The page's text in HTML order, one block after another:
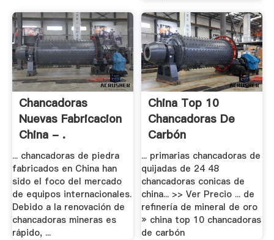
Chancadoras
Nuevas Fabricacion
China - .
... chancadoras de piedra
fabricados en China han
sido el foco del mercado
de equipos internacionales.
Debido a la renovación de
chancadoras mineras es
rápido, ...
China Top 10
Chancadoras De
Carbón
... primarias chancadoras de
quijadas de 24 48
chancadoras conicas de
china... >> Ver Precio ... de
refinería de mineral de oro
» china top 10 chancadoras
de carbón